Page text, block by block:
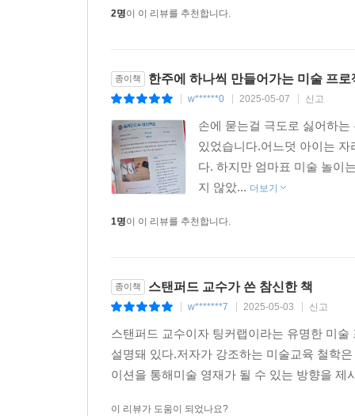
2명이 이 리뷰를 추천합니다.
종이책 한주에 하나씩 만들어가는 미술 프로
w******0 2025-05-07 신고
손에 묻는걸 극도로 싫어하
있었습니다.어느덧 아이는
다. 하지만 엄마표 미술 놀이
지 않았... 더보기
1명이 이 리뷰를 추천합니다.
종이책 스탠퍼드 교수가 쓴 참신한 책
w*******7 2025-05-03 신고
스탠퍼드 교수이자 팅커랩이라는 유명한 미
설명돼 있다.저자가 강조하는 미술교육 철학
이션을 통해미술 영재가 될 수 있는 방향을
이 리뷰가 도움이 되었나요?